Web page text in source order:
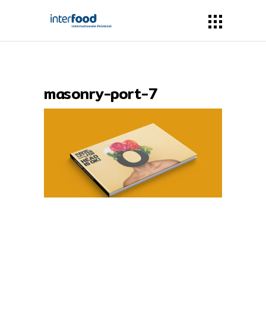
masonry-port-7